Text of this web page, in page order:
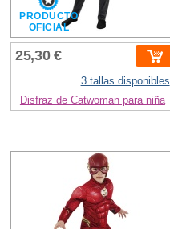
PRODUCTO
OFICIAL
25,30 €
3 tallas disponibles
Disfraz de Catwoman para niña